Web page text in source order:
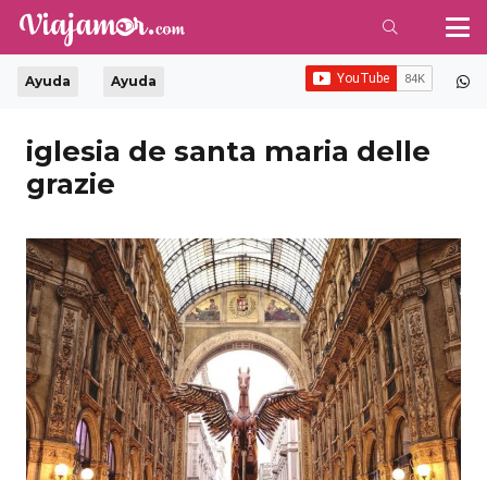
Ayuda Ayuda
iglesia de santa maria delle
grazie